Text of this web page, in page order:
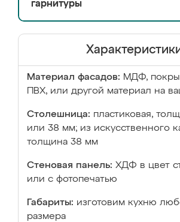
гарнитуры
Материал фасадов: МДФ,
ПВХ, или другой материал на
Столешница: пластиковая,
или 38 мм; из искусственного
толщина 38 мм
Стеновая панель: ХДФ в цвет
или с фотопечатью
Габариты: изготовим кухню
размера